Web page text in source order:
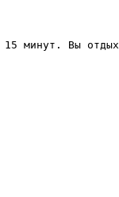
15 минут. Вы